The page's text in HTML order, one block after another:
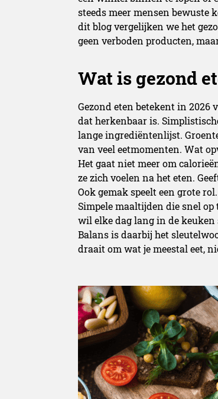
steeds meer mensen bewuste
dit blog vergelijken we het
geen verboden producten,
Wat is gezond
Gezond eten betekent in 2026
dat herkenbaar is.
lange ingrediëntenlijst.
van veel eetmomenten. Wat
Het gaat niet meer om
ze zich voelen na het eten.
Ook gemak speelt een grote
Simpele maaltijden die snel
wil elke dag lang in de keuken
Balans is daarbij het
draait om wat je meestal eet,